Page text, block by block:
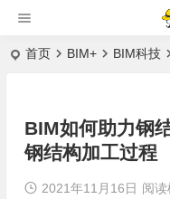
首页 BIM+ BIM科技
BIM如何助力钢
钢结构加工过程
2021年11月16日 阅